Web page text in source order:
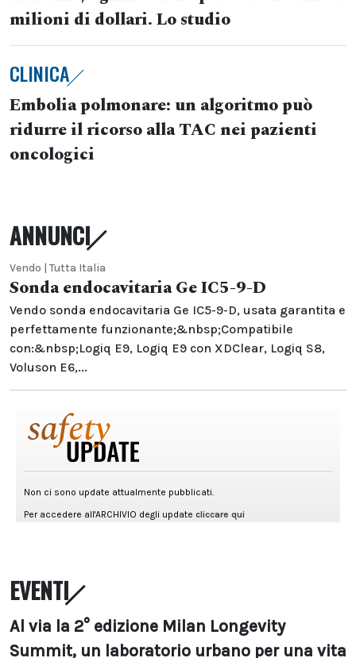
milioni di dollari. Lo studio
CLINICA
Embolia polmonare: un algoritmo può
ridurre il ricorso alla TAC nei pazienti
oncologici
ANNUNCI
Vendo | Tutta Italia
Sonda endocavitaria Ge IC5-9-D
Vendo sonda endocavitaria Ge IC5-9-D, usata garantita e
perfettamente funzionante;&nbsp;Compatibile
con:&nbsp;Logiq E9, Logiq E9 con XDClear, Logiq S8,
Voluson E6,...
EVENTI
Al via la 2° edizione Milan Longevity
Summit, un laboratorio urbano per una vita